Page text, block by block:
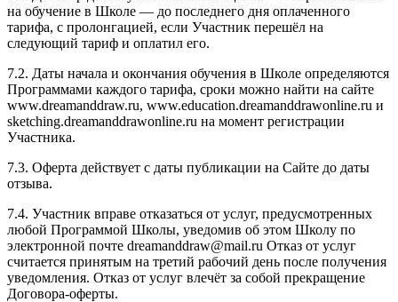
на обучение в Школе — до последнего дня оплаченного
тарифа, с пролонгацией, если Участник перешёл на
следующий тариф и оплатил его.
7.2. Даты начала и окончания обучения в Школе определяются
Программами каждого тарифа, сроки можно найти на сайте
www.dreamanddraw.ru, www.education.dreamanddrawonline.ru и
sketching.dreamanddrawonline.ru на момент регистрации
Участника.
7.3. Оферта действует с даты публикации на Сайте до даты
отзыва.
7.4. Участник вправе отказаться от услуг, предусмотренных
любой Программой Школы, уведомив об этом Школу по
электронной почте dreamanddraw@mail.ru Отказ от услуг
считается принятым на третий рабочий день после получения
уведомления. Отказ от услуг влечёт за собой прекращение
Договора-оферты.